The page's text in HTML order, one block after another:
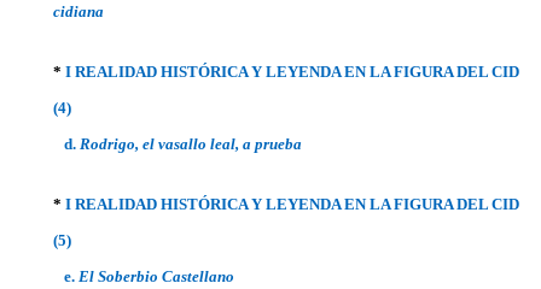
cidiana
* I REALIDAD HISTÓRICA Y LEYENDA EN LA FIGURA DEL CID
(4)
d. Rodrigo, el vasallo leal, a prueba
* I REALIDAD HISTÓRICA Y LEYENDA EN LA FIGURA DEL CID
(5)
e. El Soberbio Castellano